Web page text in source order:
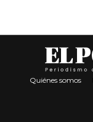
Quiénes somos